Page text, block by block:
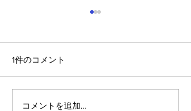
アルゴランドのポスト量
1件のコメント
コメントを追加…